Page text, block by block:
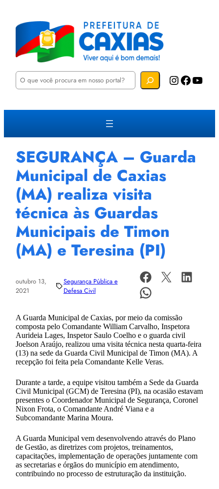
P
u
a
Instagram Facebook YouTube
SEGURANÇA – Guarda
Municipal de Caxias
(MA) realiza visita
técnica às Guardas
Municipais de Timon
(MA) e Teresina (PI)
outubro 13,
2021
Segurança Pública e
Defesa Civil
A Guarda Municipal de Caxias, por meio da comissão
composta pelo Comandante William Carvalho, Inspetora
Aurideia Lages, Inspetor Saulo Coelho e o guarda civil
Joelson Araújo, realizou uma visita técnica nesta quarta-feira
(13) na sede da Guarda Civil Municipal de Timon (MA). A
recepção foi feita pela Comandante Kelle Veras.
Durante a tarde, a equipe visitou também a Sede da Guarda
Civil Municipal (GCM) de Teresina (PI), na ocasião estavam
presentes o Coordenador Municipal de Segurança, Coronel
Nixon Frota, o Comandante André Viana e a
Subcomandante Marina Moura.
A Guarda Municipal vem desenvolvendo através do Plano
de Gestão, as diretrizes com projetos, treinamentos,
capacitações, implementação de operações juntamente com
as secretarias e órgãos do município em atendimento,
contribuindo no processo de estruturação da instituição.